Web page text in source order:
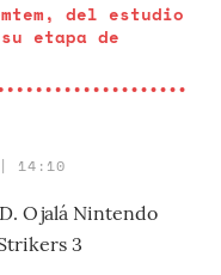
del estudio
etapa de
| 14:10
Ojalá Nintendo
3